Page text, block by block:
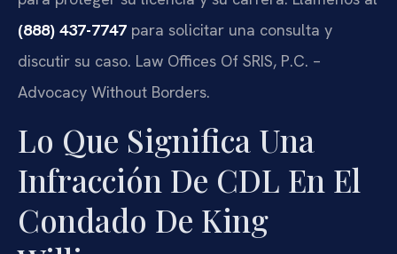
(888) 437-7747 para solicitar una consulta y
discutir su caso. Law Offices Of SRIS, P.C. –
Advocacy Without Borders.
Lo Que Significa Una
Infracción De CDL En El
Condado De King